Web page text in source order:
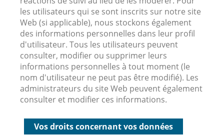
les utilisateurs qui se sont inscrits sur notre site
Web (si applicable), nous stockons également
des informations personnelles dans leur profil
d'utilisateur. Tous les utilisateurs peuvent
consulter, modifier ou supprimer leurs
informations personnelles à tout moment (le
nom d'utilisateur ne peut pas être modifié). Les
administrateurs du site Web peuvent également
consulter et modifier ces informations.
Vos droits concernant vos données